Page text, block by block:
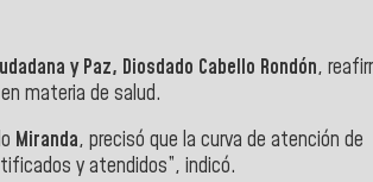
y Paz, Diosdado Cabello Rondón,
materia de salud.
Miranda, precisó que la curva de atención de
y atendidos”, indicó.